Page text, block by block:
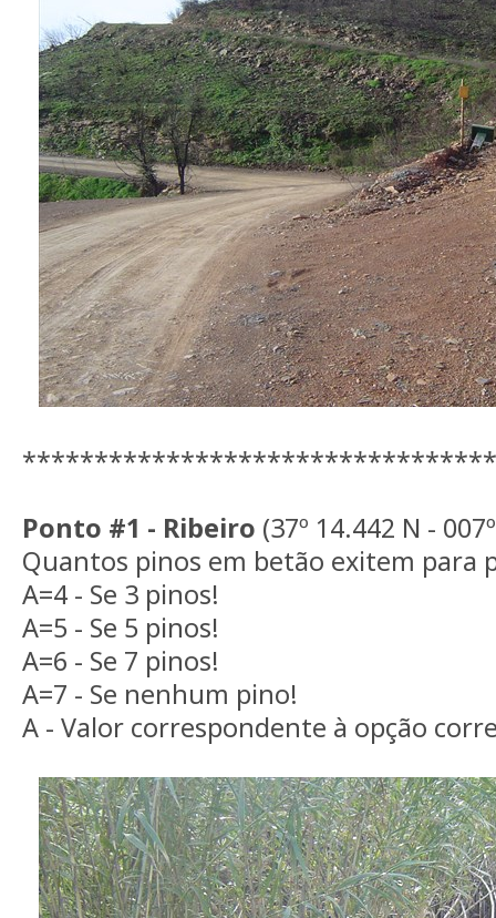
Ponto #1 - Ribeiro (37º 14.442 N -
Quantos pinos em betão exitem para
A=4 - Se 3 pinos!
A=5 - Se 5 pinos!
A=6 - Se 7 pinos!
A=7 - Se nenhum pino!
A - Valor correspondente à opção